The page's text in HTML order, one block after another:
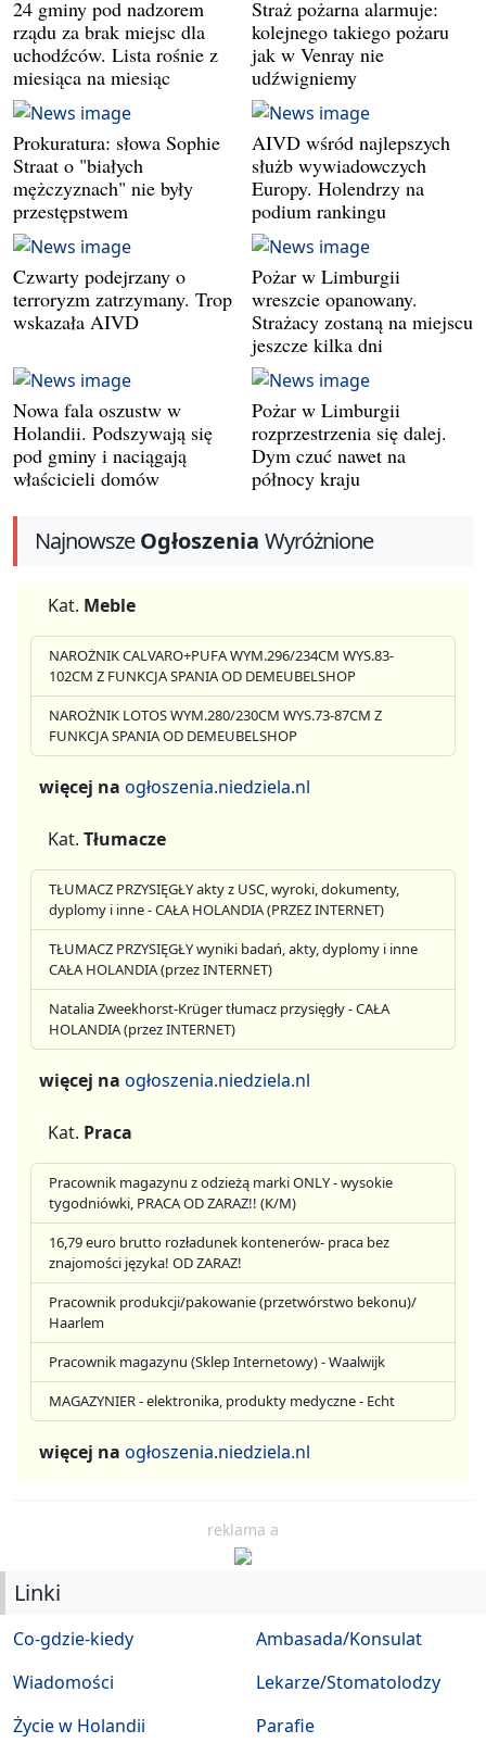
24 gminy pod nadzorem
rządu za brak miejsc dla
uchodźców. Lista rośnie z
miesiąca na miesiąc
Straż pożarna alarmuje:
kolejnego takiego pożaru
jak w Venray nie
udźwigniemy
Prokuratura: słowa Sophie
Straat o "białych
mężczyznach" nie były
przestępstwem
AIVD wśród najlepszych
służb wywiadowczych
Europy. Holendrzy na
podium rankingu
Czwarty podejrzany o
terroryzm zatrzymany. Trop
wskazała AIVD
Pożar w Limburgii
wreszcie opanowany.
Strażacy zostaną na miejscu
jeszcze kilka dni
Nowa fala oszustw w
Holandii. Podszywają się
pod gminy i naciągają
właścicieli domów
Pożar w Limburgii
rozprzestrzenia się dalej.
Dym czuć nawet na
północy kraju
NajnowszeOgłoszenia Wyróżnione
Kat. Meble
NAROŻNIK CALVARO+PUFA WYM.296/234CM WYS.83-
102CM Z FUNKCJA SPANIA OD DEMEUBELSHOP
NAROŻNIK LOTOS WYM.280/230CM WYS.73-87CM Z
FUNKCJA SPANIA OD DEMEUBELSHOP
więcej na ogłoszenia.niedziela.nl
Kat. Tłumacze
TŁUMACZ PRZYSIĘGŁY akty z USC, wyroki, dokumenty,
dyplomy i inne - CAŁA HOLANDIA (PRZEZ INTERNET)
TŁUMACZ PRZYSIĘGŁY wyniki badań, akty, dyplomy i inne
CAŁA HOLANDIA (przez INTERNET)
Natalia Zweekhorst-Krüger tłumacz przysięgły - CAŁA
HOLANDIA (przez INTERNET)
więcej na ogłoszenia.niedziela.nl
Kat. Praca
Pracownik magazynu z odzieżą marki ONLY - wysokie
tygodniówki, PRACA OD ZARAZ!! (K/M)
16,79 euro brutto rozładunek kontenerów- praca bez
znajomości języka! OD ZARAZ!
Pracownik produkcji/pakowanie (przetwórstwo bekonu)/
Haarlem
Pracownik magazynu (Sklep Internetowy) - Waalwijk
MAGAZYNIER - elektronika, produkty medyczne - Echt
więcej na ogłoszenia.niedziela.nl
reklama a
Linki
Co-gdzie-kiedy
Wiadomości
Życie w Holandii
Ambasada/Konsulat
Lekarze/Stomatolodzy
Parafie